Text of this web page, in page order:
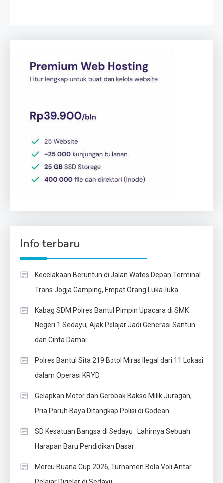
Info terbaru
Kecelakaan Beruntun di Jalan Wates Depan Terminal
Trans Jogja Gamping, Empat Orang Luka-luka
Kabag SDM Polres Bantul Pimpin Upacara di SMK
Negeri 1 Sedayu, Ajak Pelajar Jadi Generasi Santun
dan Cinta Damai
Polres Bantul Sita 219 Botol Miras Ilegal dari 11 Lokasi
dalam Operasi KRYD
Gelapkan Motor dan Gerobak Bakso Milik Juragan,
Pria Paruh Baya Ditangkap Polisi di Godean
SD Kesatuan Bangsa di Sedayu : Lahirnya Sebuah
Harapan Baru Pendidikan Dasar
Mercu Buana Cup 2026, Turnamen Bola Voli Antar
Pelajar Digelar di Sedayu